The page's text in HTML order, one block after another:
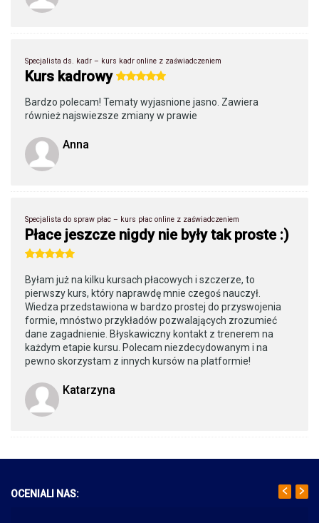
Specjalista ds. kadr – kurs kadr online z zaświadczeniem
Kurs kadrowy
Bardzo polecam! Tematy wyjasnione jasno. Zawiera
również najswiezsze zmiany w prawie
Anna
Specjalista do spraw płac – kurs płac online z zaświadczeniem
Płace jeszcze nigdy nie były tak proste :)
Byłam już na kilku kursach płacowych i szczerze, to
pierwszy kurs, który naprawdę mnie czegoś nauczył.
Wiedza przedstawiona w bardzo prostej do przyswojenia
formie, mnóstwo przykładów pozwalających zrozumieć
dane zagadnienie. Błyskawiczny kontakt z trenerem na
każdym etapie kursu. Polecam niezdecydowanym i na
pewno skorzystam z innych kursów na platformie!
Katarzyna
OCENIALI NAS: